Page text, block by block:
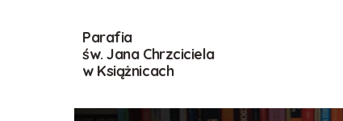
Parafia
św. Jana Chrzciciela
w Książnicach